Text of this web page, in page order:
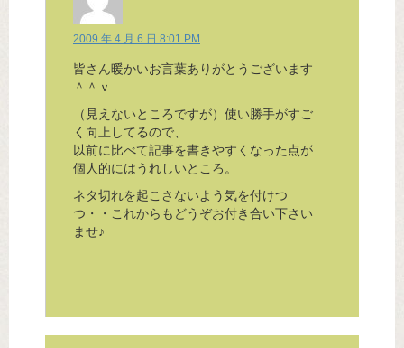
2009 年 4 月 6 日 8:01 PM
皆さん暖かいお言葉ありがとうございます
＾＾ｖ
（見えないところですが）使い勝手がすご
く向上してるので、
以前に比べて記事を書きやすくなった点が
個人的にはうれしいところ。
ネタ切れを起こさないよう気を付けつ
つ・・これからもどうぞお付き合い下さい
ませ♪